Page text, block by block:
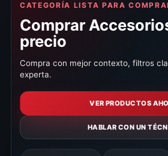
CATEGORÍA LISTA PARA
Comprar
precio
Compra con mejor contexto, filtros
experta.
VER PRODUCTOS
HABLAR CON UN